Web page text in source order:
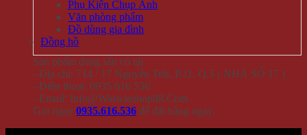
Phụ Kiện Chụp Ảnh
Văn phòng phẩm
Đồ dùng gia đình
Đồng hồ
Sản phẩm đang sẵn có tại
- Địa chỉ: 714 / 17 Nguyễn Trãi, P.11, Q.5 ( NHÀ SỐ 17 )
- Điện thoại: 0935 616 536
- Email: Info@Winwinshop88.Com
Gọi ngay 0935.616.536 để đặt hàng ngay.